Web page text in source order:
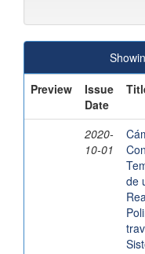
Preview
Issue
Date
2020-
10-01
de